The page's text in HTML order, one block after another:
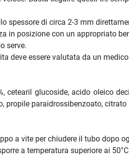
spessore di circa 2-3 mm
in posizione con un appropriato
serve.
deve essere valutata da un
cetearil glucoside, acido oleico
propile paraidrossibenzoato,
a vite per chiudere il tubo dopo
a temperatura superiore ai